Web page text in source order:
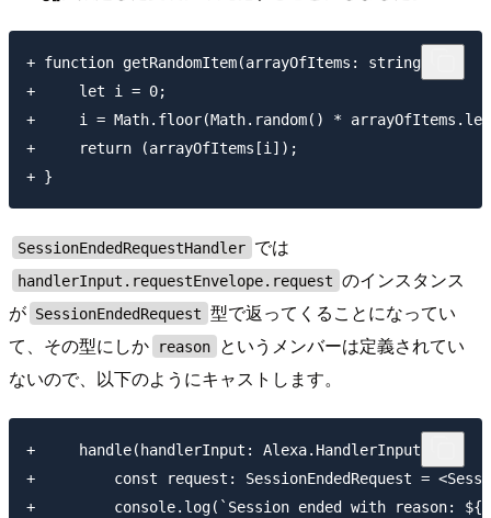
+ function getRandomItem(arrayOfItems: string[]) {
+     let i = 0;
+     i = Math.floor(Math.random() *
+     return (arrayOfItems[i]);
SessionEndedRequestHandler では
handlerInput.requestEnvelope.request のインスタンス
が SessionEndedRequest 型で返ってくることになってい
て、その型にしか
reason
というメンバーは定義されてい
ないので、以下のようにキャストします。
+     handle(handlerInput: Alexa.HandlerInput) {
+         const request: SessionEndedRequest =
+         console.log(`Session ended with reason: